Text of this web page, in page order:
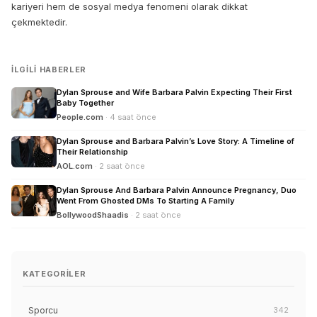
kariyeri hem de sosyal medya fenomeni olarak dikkat
çekmektedir.
İLGILI HABERLER
Dylan Sprouse and Wife Barbara Palvin Expecting Their First
Baby Together
People.com · 4 saat önce
Dylan Sprouse and Barbara Palvin’s Love Story: A Timeline of
Their Relationship
AOL.com · 2 saat önce
Dylan Sprouse And Barbara Palvin Announce Pregnancy, Duo
Went From Ghosted DMs To Starting A Family
BollywoodShaadis · 2 saat önce
KATEGORILER
Sporcu 342